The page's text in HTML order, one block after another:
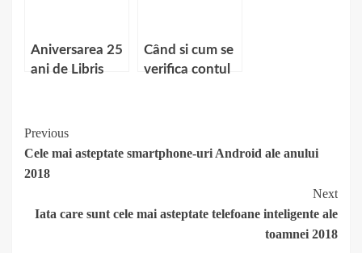
Aniversarea 25
ani de Libris
Când si cum se
verifica contul
Continue
Reading
Previous
Cele mai asteptate smartphone-uri Android ale anului
2018
Next
Iata care sunt cele mai asteptate telefoane inteligente ale
toamnei 2018